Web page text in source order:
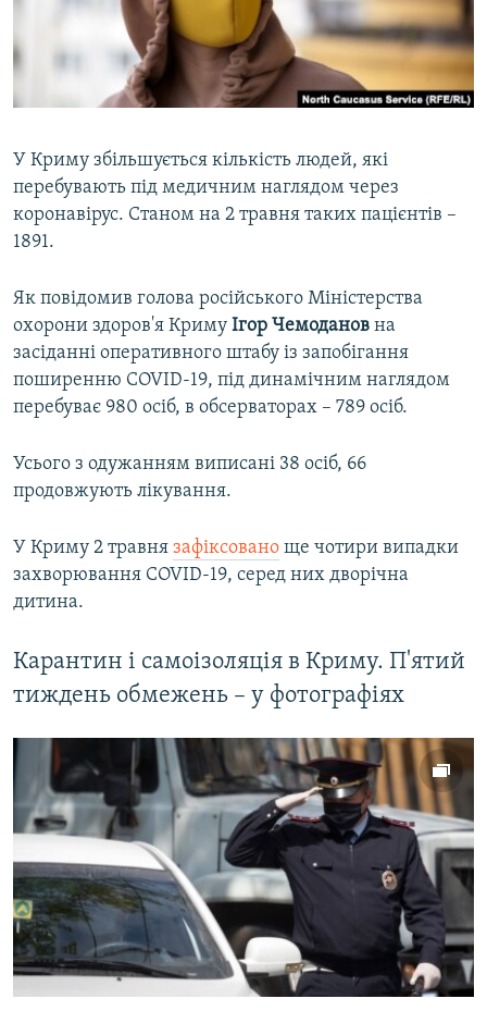
ВІДЕОУРОКИ «ELIFBE»
СВІДЧЕННЯ ОКУПАЦІЇ
УКРАЇНСЬКА ПРОБЛЕМА КРИМУ
Qırımtatar
Усі сайти RFE/RL
У Криму збільшується кількість людей, які
перебувають під медичним наглядом через
коронавірус. Станом на 2 травня таких пацієнтів –
1891.
Як повідомив голова російського Міністерства
охорони здоров'я Криму Ігор Чемоданов на
засіданні оперативного штабу із запобігання
поширенню COVID-19, під динамічним наглядом
перебуває 980 осіб, в обсерваторах – 789 осіб.
Усього з одужанням виписані 38 осіб, 66
продовжують лікування.
У Криму 2 травня зафіксовано ще чотири випадки
захворювання COVID-19, серед них дворічна
дитина.
Карантин і самоізоляція в Криму. П'ятий
тиждень обмежень – у фотографіях